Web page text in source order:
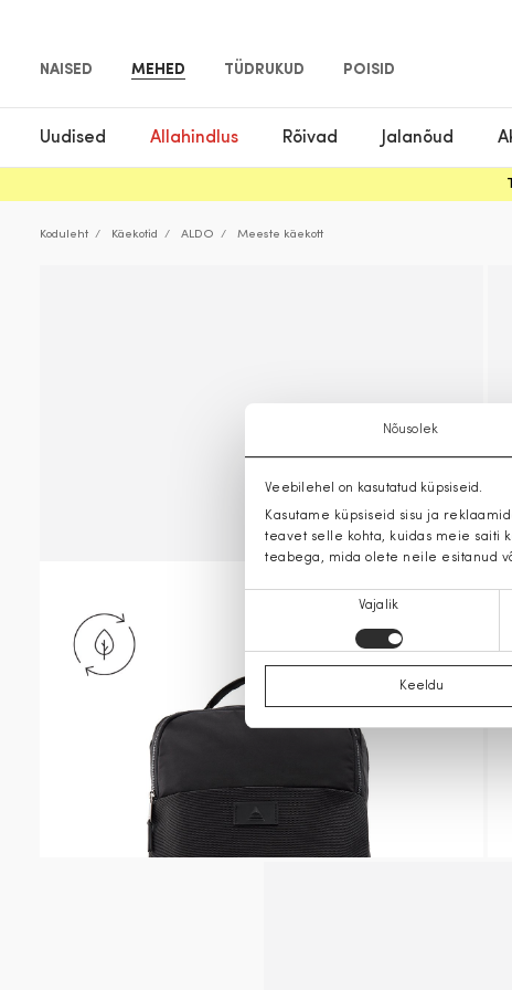
Nõusolek
Veebilehel on kasutatud küpsiseid.
Kasutame küpsiseid sisu ja
teavet selle kohta, kuidas meie saiti
teabega, mida olete neile esitanud
Vajalik
Keeldu
NAISED MEHED TÜDRUKUD POISID
Uudised Allahindlus Rõivad Jalanõud
Koduleht Käekotid ALDO Meeste käekott